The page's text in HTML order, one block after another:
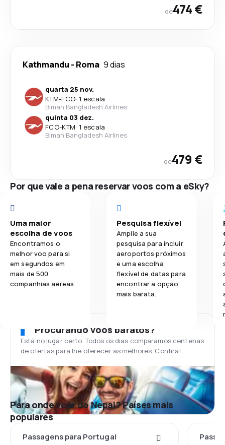
de474 €
Kathmandu - Roma 9 dias
quarta 25 nov.
KTM-FCO· 1 escala
Biman Bangladesh Airlines
quinta 03 dez.
FCO-KTM· 1 escala
Biman Bangladesh Airlines
de479 €
Por que vale a pena reservar voos com a eSky?
Uma maior
escolha de voos
Encontramos o
melhor voo para si
em segundos em
mais de 500
companhias aéreas.
Pesquisa flexível
Amplie a sua
pesquisa para incluir
aeroportos próximos
e uma escolha
flexível de datas para
encontrar a opção
mais barata.
Procurando voos baratos?
Está no lugar certo. Todos os dias comparamos centenas
de ofertas para lhe oferecer as melhores. Confira!
Para onde voar do Nepal? Países mais
populares
Passagens para Portugal